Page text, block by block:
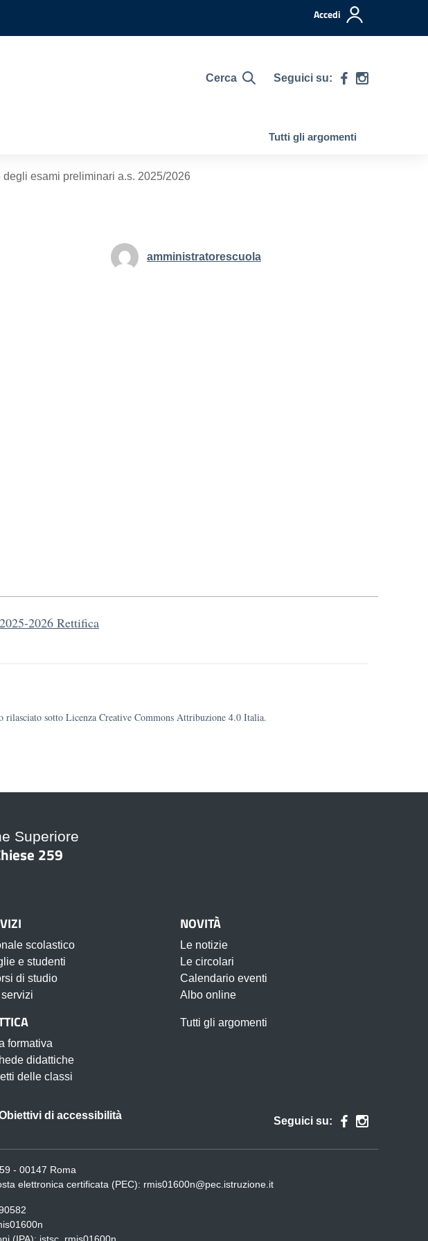
Accedi
Cerca Seguici su:
Tutti gli argomenti
esami preliminari a.s. 2025/2026
amministratorescuola
2026 Rettifica
rilasciato sotto Licenza Creative Commons Attribuzione 4.0 Italia.
Superiore
259
scolastico
e studenti
di studio
formativa
didattiche
delle classi
NOVITÀ
Le notizie
Le circolari
Calendario eventi
Albo online
Tutti gli argomenti
di accessibilità Seguici su:
- 00147 Roma
elettronica certificata (PEC): rmis01600n@pec.istruzione.it